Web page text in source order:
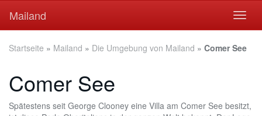
main
Mailand
Startseite » Mailand » Die Umgebung von Mailand » Comer See
Comer See
Spätestens seit George Clooney eine Villa am Comer See besitzt,